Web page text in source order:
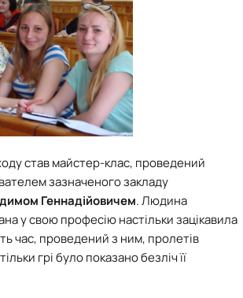
став майстер-клас, проведений
зазначеного закладу
Геннадійовичем. Людина
у свою професію настільки зацікавила
час, проведений з ним, пролетів
грі було показано безліч її